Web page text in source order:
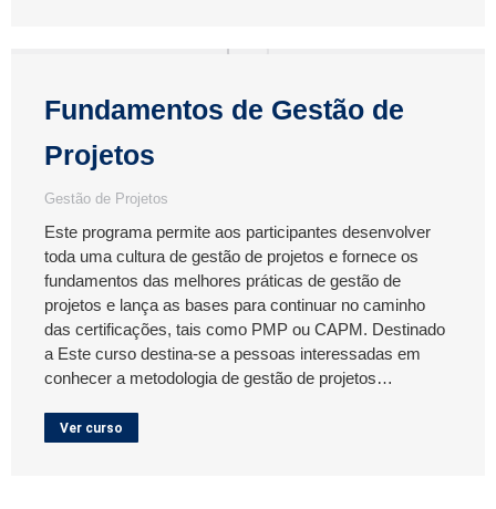
Fundamentos de Gestão de
Projetos
Gestão de Projetos
Este programa permite aos participantes desenvolver
toda uma cultura de gestão de projetos e fornece os
fundamentos das melhores práticas de gestão de
projetos e lança as bases para continuar no caminho
das certificações, tais como PMP ou CAPM. Destinado
a Este curso destina-se a pessoas interessadas em
conhecer a metodologia de gestão de projetos…
Ver curso